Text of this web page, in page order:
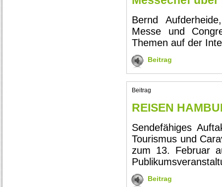
Bernd
Messe und
Themen auf der
Beitrag
Beitrag
REISEN
Sendefähiges
Tourismus und
zum 13. Februar
Beitrag